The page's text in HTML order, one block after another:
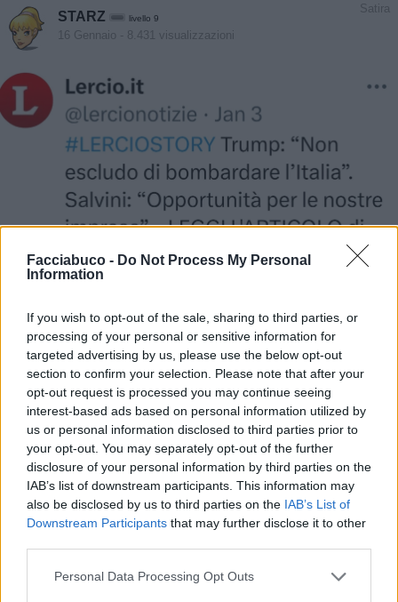
Facciabuco - Do Not Process My Personal
Information
If you wish to opt-out of the sale, sharing to third parties, or
processing of your personal or sensitive information for
targeted advertising by us, please use the below opt-out
section to confirm your selection. Please note that after your
opt-out request is processed you may continue seeing
interest-based ads based on personal information utilized by
us or personal information disclosed to third parties prior to
your opt-out. You may separately opt-out of the further
disclosure of your personal information by third parties on the
IAB’s list of downstream participants. This information may
also be disclosed by us to third parties on the IAB’s List of
Downstream Participants that may further disclose it to other
Personal Data Processing Opt Outs
Satira
STARZ livello 9
16 Gennaio - 8.431 visualizzazioni
Stime: 7  Commenti: 3
Ti stimo fratella
Salva